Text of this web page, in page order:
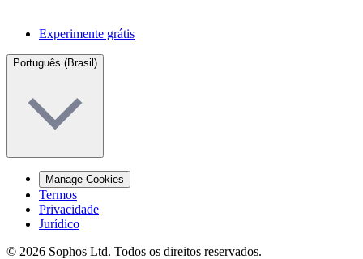
Experimente grátis
Português (Brasil)
Manage Cookies
Termos
Privacidade
Jurídico
© 2026 Sophos Ltd. Todos os direitos reservados.